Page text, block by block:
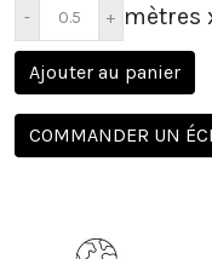
mètres
Ajouter au panier
COMMANDER UN